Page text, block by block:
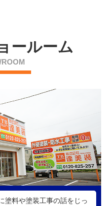
ールーム
塗料や塗装工事の話をじっ